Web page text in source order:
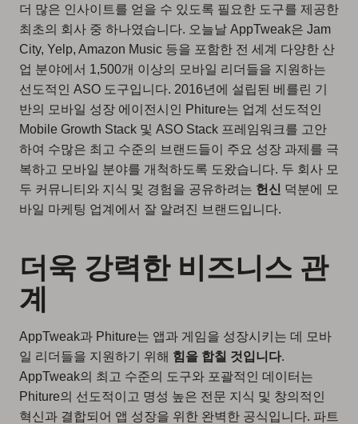
더 많은 인사이트를 얻을 수 있도록 필요한 도구를 제공한
최초의 회사 중 하나였습니다. 오늘날 AppTweak은 Jam
City, Yelp, Amazon Music 등을 포함한 전 세계 다양한 산
업 분야에서 1,500개 이상의 모바일 리더들을 지원하는
선도적인 ASO 도구입니다. 2016년에 설립된 베를린 기
반의 모바일 성장 에이전시인 Phiture는 업계 선도적인
Mobile Growth Stack 및 ASO Stack 프레임워크를 고안
하여 수많은 최고 수준의 브랜드들이 주요 성장 과제를 극
복하고 모바일 분야를 개척하도록 도왔습니다. 두 회사 모
두 커뮤니티와 지식 및 경험을 공유하려는 헌신 덕분에 모
바일 마케팅 업계에서 잘 알려진 브랜드입니다.
더욱 강력한 비즈니스 관
계
AppTweak과 Phiture는 앱과 게임을 성장시키는 데 모바
일 리더들을 지원하기 위해 힘을 합칠 것입니다.
AppTweak의 최고 수준의 도구와 포괄적인 데이터는
Phiture의 선도적이고 명성 높은 전문 지식 및 창의적인
혁신과 결합되어 앱 성장을 위한 완벽한 공식입니다. 파트